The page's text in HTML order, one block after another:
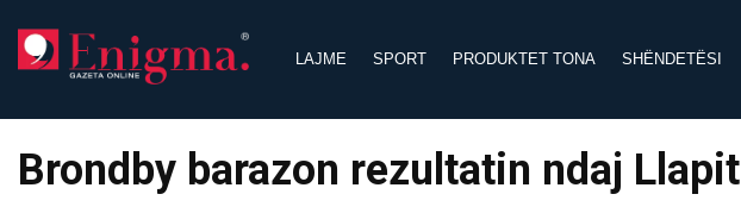
content
LAJME SPORT PRODUKTET TONA SHËNDETËSI
Brondby barazon rezultatin ndaj Llapit